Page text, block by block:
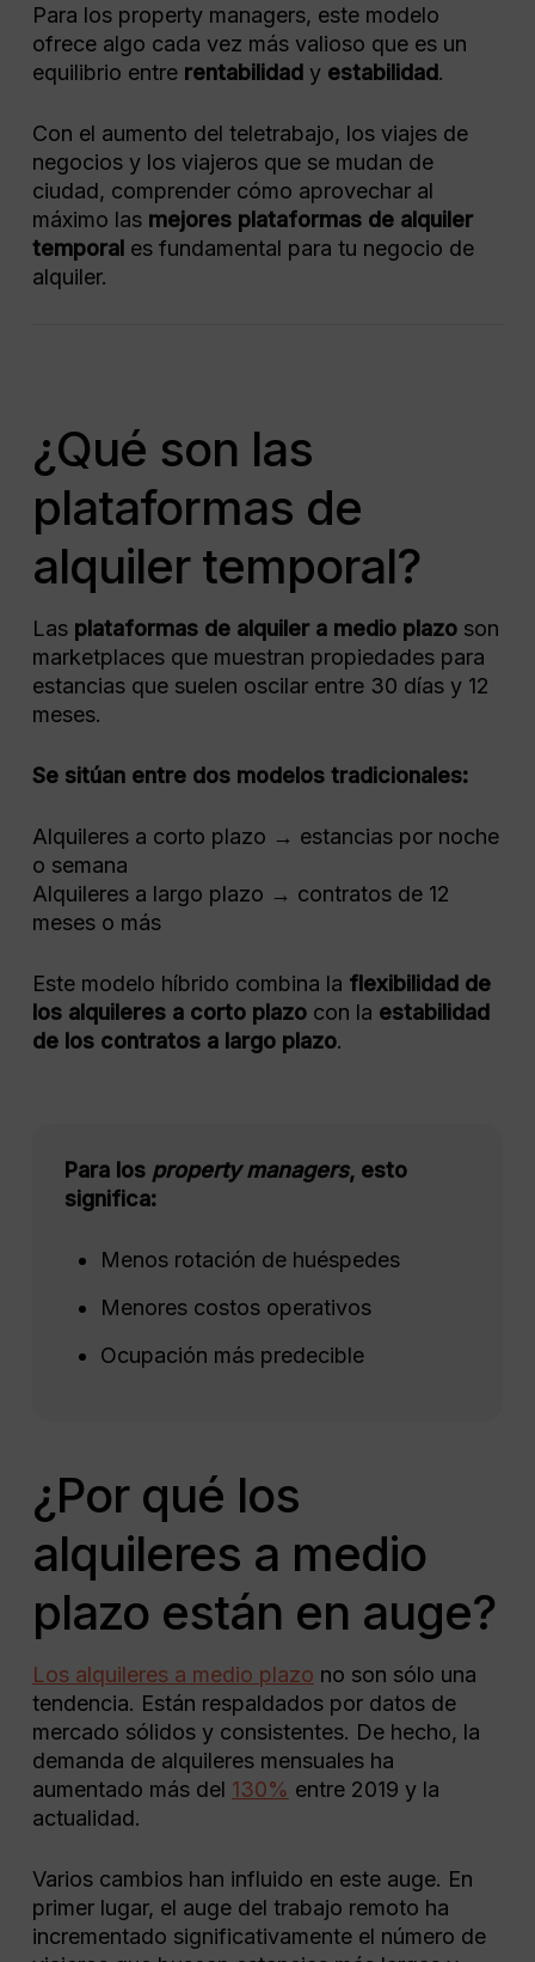
Para los property managers, este modelo
ofrece algo cada vez más valioso que es un
equilibrio entre rentabilidad y estabilidad.
Con el aumento del teletrabajo, los viajes de
negocios y los viajeros que se mudan de
ciudad, comprender cómo aprovechar al
máximo las mejores plataformas de alquiler
temporal es fundamental para tu negocio de
alquiler.
¿Qué son las
plataformas de
alquiler temporal?
Las plataformas de alquiler a medio plazoson
marketplaces que muestran propiedades para
estancias que suelen oscilar entre 30 días y 12
meses.
Se sitúan entre dos modelos tradicionales:
Alquileres a corto plazo → estancias por noche
o semana
Alquileres a largo plazo → contratos de 12
meses o más
Este modelo híbrido combina la flexibilidad de
los alquileres a corto plazocon la estabilidad
de los contratos a largo plazo.
Para los property managers, esto
significa:
Menos rotación de huéspedes
Menores costos operativos
Ocupación más predecible
¿Por qué los
alquileres a medio
plazo están en auge?
Los alquileres a medio plazo no son sólo una
tendencia. Están respaldados por datos de
mercado sólidos y consistentes. De hecho, la
demanda de alquileres mensuales ha
aumentado más del 130% entre 2019 y la
actualidad.
Varios cambios han influido en este auge. En
primer lugar, el auge del trabajo remoto ha
incrementado significativamente el número de